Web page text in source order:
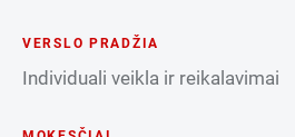
VERSLO PRADŽIA
Individuali veikla ir reikalavimai